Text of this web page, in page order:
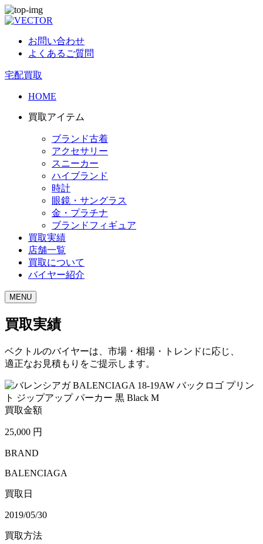
お問い合わせ
よくあるご質問
宅配買取
HOME
買取アイテム
ブランド古着
アクセサリー
スニーカー
ハイブランド
時計
眼鏡・サングラス
金・プラチナ
ブランドフィギュア
買取実績
店舗一覧
買取について
バイヤー紹介
MENU
買取実績
ベクトルのバイヤーは、市場・相場・トレンドに応じ、
適正なお見積もりをご提示します。
買取金額
25,000 円
BRAND
BALENCIAGA
買取日
2019/05/30
買取方法